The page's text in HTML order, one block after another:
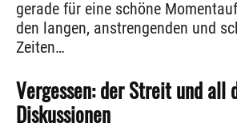
gerade für eine schöne
den langen, anstrengenden und
Zeiten…
Vergessen: der Streit und all
Diskussionen